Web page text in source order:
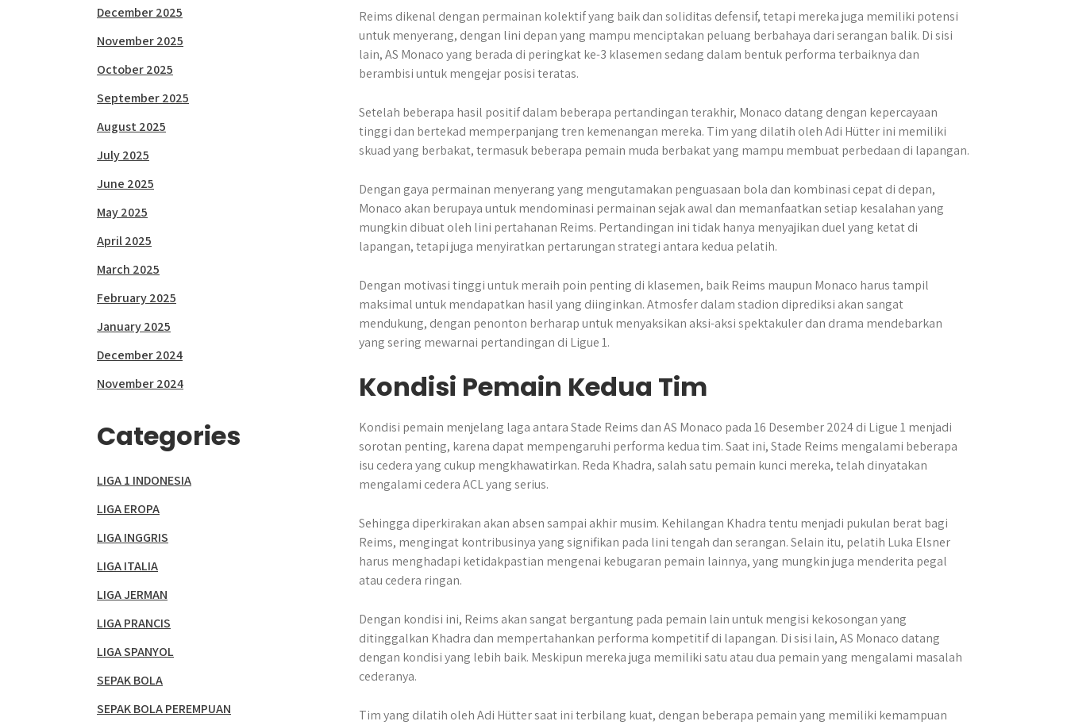
Reims dikenal dengan permainan kolektif yang baik dan soliditas defensif, tetapi mereka juga memiliki potensi
untuk menyerang, dengan lini depan yang mampu menciptakan peluang berbahaya dari serangan balik. Di sisi
lain, AS Monaco yang berada di peringkat ke-3 klasemen sedang dalam bentuk performa terbaiknya dan
berambisi untuk mengejar posisi teratas.
Setelah beberapa hasil positif dalam beberapa pertandingan terakhir, Monaco datang dengan kepercayaan
tinggi dan bertekad memperpanjang tren kemenangan mereka. Tim yang dilatih oleh Adi Hütter ini memiliki
skuad yang berbakat, termasuk beberapa pemain muda berbakat yang mampu membuat perbedaan di lapangan.
Dengan gaya permainan menyerang yang mengutamakan penguasaan bola dan kombinasi cepat di depan,
Monaco akan berupaya untuk mendominasi permainan sejak awal dan memanfaatkan setiap kesalahan yang
mungkin dibuat oleh lini pertahanan Reims. Pertandingan ini tidak hanya menyajikan duel yang ketat di
lapangan, tetapi juga menyiratkan pertarungan strategi antara kedua pelatih.
Dengan motivasi tinggi untuk meraih poin penting di klasemen, baik Reims maupun Monaco harus tampil
maksimal untuk mendapatkan hasil yang diinginkan. Atmosfer dalam stadion diprediksi akan sangat
mendukung, dengan penonton berharap untuk menyaksikan aksi-aksi spektakuler dan drama mendebarkan
yang sering mewarnai pertandingan di Ligue 1.
Kondisi Pemain Kedua Tim
Kondisi pemain menjelang laga antara Stade Reims dan AS Monaco pada 16 Desember 2024 di Ligue 1 menjadi
sorotan penting, karena dapat mempengaruhi performa kedua tim. Saat ini, Stade Reims mengalami beberapa
isu cedera yang cukup mengkhawatirkan. Reda Khadra, salah satu pemain kunci mereka, telah dinyatakan
mengalami cedera ACL yang serius.
Sehingga diperkirakan akan absen sampai akhir musim. Kehilangan Khadra tentu menjadi pukulan berat bagi
Reims, mengingat kontribusinya yang signifikan pada lini tengah dan serangan. Selain itu, pelatih Luka Elsner
harus menghadapi ketidakpastian mengenai kebugaran pemain lainnya, yang mungkin juga menderita pegal
atau cedera ringan.
Dengan kondisi ini, Reims akan sangat bergantung pada pemain lain untuk mengisi kekosongan yang
ditinggalkan Khadra dan mempertahankan performa kompetitif di lapangan. Di sisi lain, AS Monaco datang
dengan kondisi yang lebih baik. Meskipun mereka juga memiliki satu atau dua pemain yang mengalami masalah
cederanya.
Tim yang dilatih oleh Adi Hütter saat ini terbilang kuat, dengan beberapa pemain yang memiliki kemampuan
December 2025
November 2025
October 2025
September 2025
August 2025
July 2025
June 2025
May 2025
April 2025
March 2025
February 2025
January 2025
December 2024
November 2024
Categories
LIGA 1 INDONESIA
LIGA EROPA
LIGA INGGRIS
LIGA ITALIA
LIGA JERMAN
LIGA PRANCIS
LIGA SPANYOL
SEPAK BOLA
SEPAK BOLA PEREMPUAN